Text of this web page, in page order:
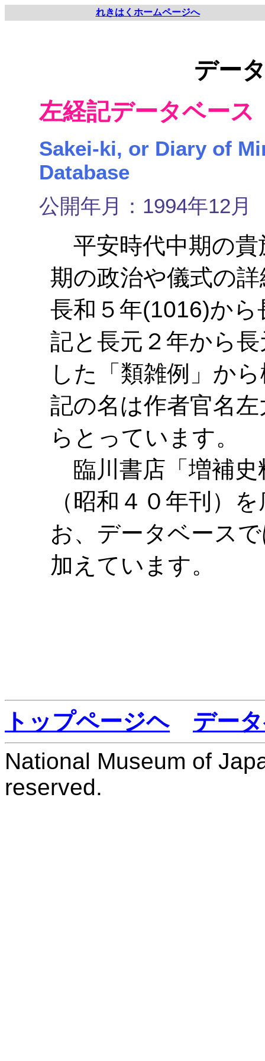
れきはくホームページへ
デー
左経記データベース
Sakei-ki, or Diary of
Database
公開年月：1994年12月
平安時代中期の貴
期の政治や儀式の
長和５年(1016)か
記と長元２年から
した「類雑例」か
記の名は作者官名
らとっています。
臨川書店「増補史
（昭和４０年刊）
お、データベース
加えています。
トップページヘ
デー
National Museum of
reserved.